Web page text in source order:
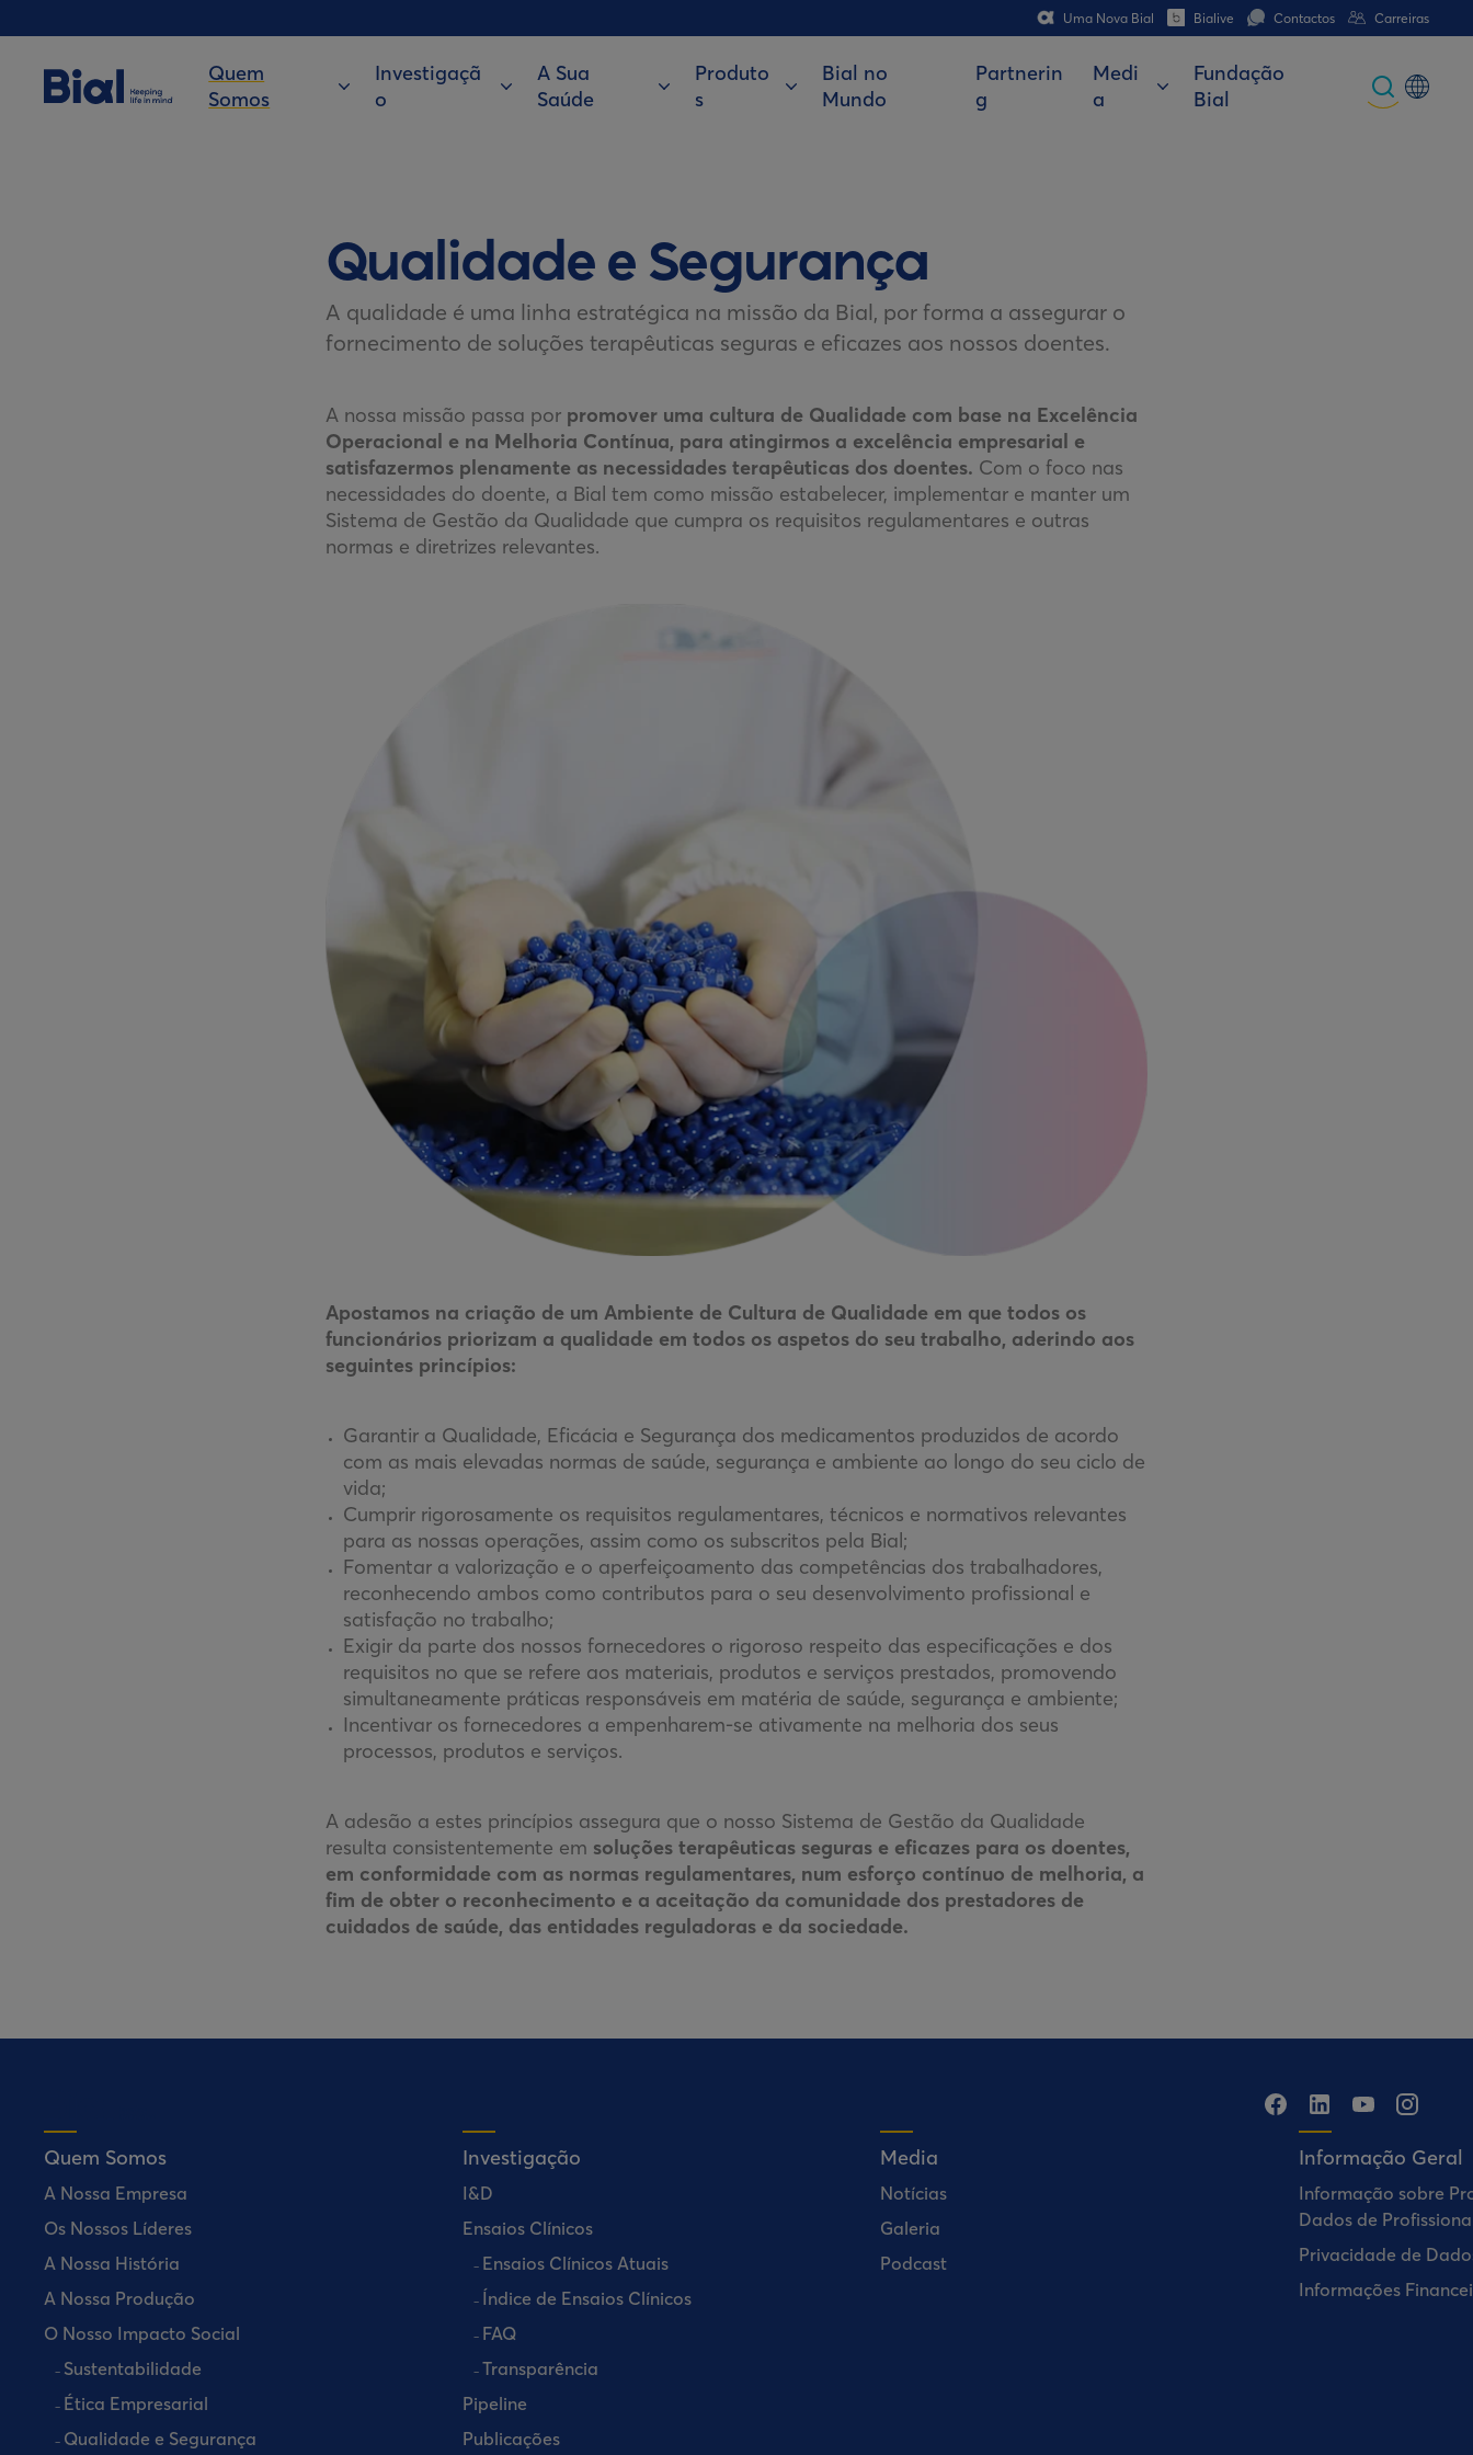
Uma Nova Bial Bialive Contactos Carreiras
Quem
Somos
Investigaçã
o
A Sua
Saúde
Produto
s
Bial no
Mundo
Partnerin
g
Medi
a
Fundação
Bial
Qualidade e Segurança
A qualidade é uma linha estratégica na missão da Bial, por forma a assegurar o
fornecimento de soluções terapêuticas seguras e eficazes aos nossos doentes.
A nossa missão passa por promover uma cultura de Qualidade com base na Excelência
Operacional e na Melhoria Contínua, para atingirmos a excelência empresarial e
satisfazermos plenamente as necessidades terapêuticas dos doentes. Com o foco nas
necessidades do doente, a Bial tem como missão estabelecer, implementar e manter um
Sistema de Gestão da Qualidade que cumpra os requisitos regulamentares e outras
normas e diretrizes relevantes.
Apostamos na criação de um Ambiente de Cultura de Qualidade em que todos os
funcionários priorizam a qualidade em todos os aspetos do seu trabalho, aderindo aos
seguintes princípios:
Garantir a Qualidade, Eficácia e Segurança dos medicamentos produzidos de acordo
com as mais elevadas normas de saúde, segurança e ambiente ao longo do seu ciclo de
vida;
Cumprir rigorosamente os requisitos regulamentares, técnicos e normativos relevantes
para as nossas operações, assim como os subscritos pela Bial;
Fomentar a valorização e o aperfeiçoamento das competências dos trabalhadores,
reconhecendo ambos como contributos para o seu desenvolvimento profissional e
satisfação no trabalho;
Exigir da parte dos nossos fornecedores o rigoroso respeito das especificações e dos
requisitos no que se refere aos materiais, produtos e serviços prestados, promovendo
simultaneamente práticas responsáveis em matéria de saúde, segurança e ambiente;
Incentivar os fornecedores a empenharem-se ativamente na melhoria dos seus
processos, produtos e serviços.
A adesão a estes princípios assegura que o nosso Sistema de Gestão da Qualidade
resulta consistentemente em soluções terapêuticas seguras e eficazes para os doentes,
em conformidade com as normas regulamentares, num esforço contínuo de melhoria, a
fim de obter o reconhecimento e a aceitação da comunidade dos prestadores de
cuidados de saúde, das entidades reguladoras e da sociedade.
Quem Somos
A Nossa Empresa
Os Nossos Líderes
A Nossa História
A Nossa Produção
O Nosso Impacto Social
Sustentabilidade
Ética Empresarial
Qualidade e Segurança
Investigação
I&D
Ensaios Clínicos
Ensaios Clínicos Atuais
Índice de Ensaios Clínicos
FAQ
Transparência
Pipeline
Publicações
Media
Notícias
Galeria
Podcast
Informação Geral
Informação sobre
Dados de
Privacidade de
Informações